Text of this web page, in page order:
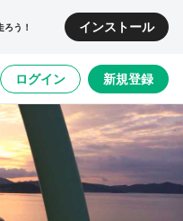
う！ インストール
ログイン 新規登録